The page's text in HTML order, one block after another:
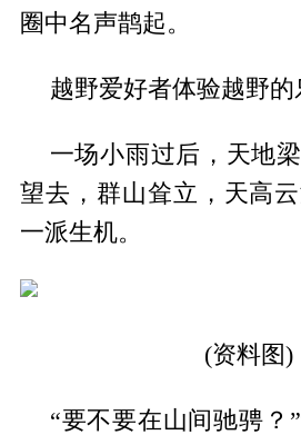
圈中名声鹊起。
越野爱好者体验越野的
一场小雨过后，天地
望去，群山耸立，天高
一派生机。
(资料图)
“要不要在山间驰骋？